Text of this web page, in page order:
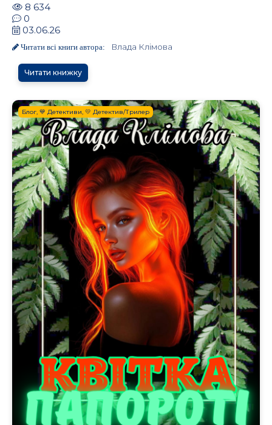
8 634
0
03.06.26
Читати всі книги автора: Влада Клімова
Читати книжку
Блог, 💙 Детективи, 💛 Детектив/Трилер